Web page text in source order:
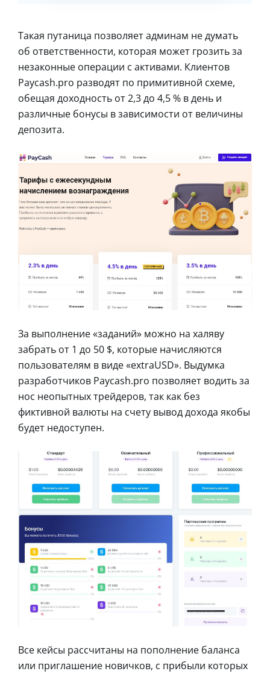
Такая путаница позволяет админам не думать
об ответственности, которая может грозить за
незаконные операции с активами. Клиентов
Paycash.pro разводят по примитивной схеме,
обещая доходность от 2,3 до 4,5 % в день и
различные бонусы в зависимости от величины
депозита.
За выполнение «заданий» можно на халяву
забрать от 1 до 50 $, которые начисляются
пользователям в виде «extraUSD». Выдумка
разработчиков Paycash.pro позволяет водить за
нос неопытных трейдеров, так как без
фиктивной валюты на счету вывод дохода якобы
будет недоступен.
Все кейсы рассчитаны на пополнение баланса
или приглашение новичков, с прибыли которых